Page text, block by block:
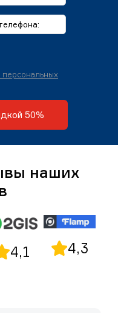
50%
наших
4,1 4,3